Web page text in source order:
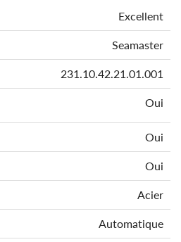
Excellent
Seamaster
231.10.42.21.01.001
Oui
Oui
Oui
Acier
Automatique